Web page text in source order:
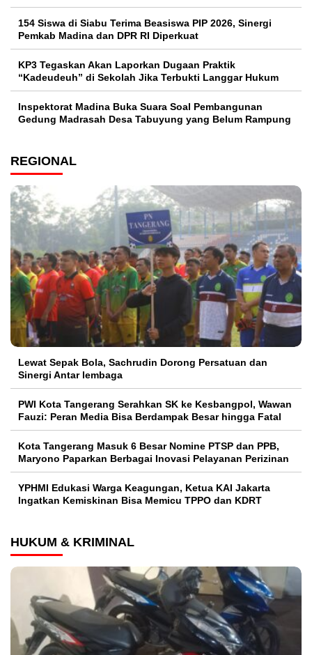
154 Siswa di Siabu Terima Beasiswa PIP 2026, Sinergi
Pemkab Madina dan DPR RI Diperkuat
KP3 Tegaskan Akan Laporkan Dugaan Praktik
“Kadeudeuh” di Sekolah Jika Terbukti Langgar Hukum
Inspektorat Madina Buka Suara Soal Pembangunan
Gedung Madrasah Desa Tabuyung yang Belum Rampung
REGIONAL
Lewat Sepak Bola, Sachrudin Dorong Persatuan dan
Sinergi Antar lembaga
PWI Kota Tangerang Serahkan SK ke Kesbangpol, Wawan
Fauzi: Peran Media Bisa Berdampak Besar hingga Fatal
Kota Tangerang Masuk 6 Besar Nomine PTSP dan PPB,
Maryono Paparkan Berbagai Inovasi Pelayanan Perizinan
YPHMI Edukasi Warga Keagungan, Ketua KAI Jakarta
Ingatkan Kemiskinan Bisa Memicu TPPO dan KDRT
HUKUM & KRIMINAL